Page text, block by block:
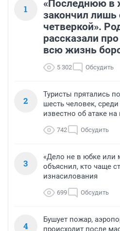
1
«Последнюю в
закончил лишь
четверкой».
рассказали
всю жизнь
5 302 Обсудить
2
Туристы прятались
шесть человек,
известно об атаке
742 Обсудить
3
«Дело не в юбке или
объяснил, кто чаще
изнасилования
699 Обсудить
4
Бушует пожар,
происходит после